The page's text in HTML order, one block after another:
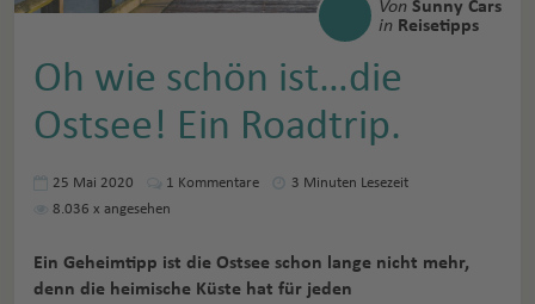
Von Sunny Cars
in Reisetipps
Oh wie schön ist…die
Ostsee! Ein Roadtrip.
25 Mai 2020 1 Kommentare
3 Minuten Lesezeit
8.036 x angesehen
Ein Geheimtipp ist die Ostsee schon lange nicht mehr,
denn die heimische Küste hat für jeden